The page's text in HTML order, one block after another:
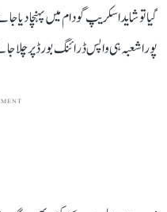
گیا تو شاید اسکریپ گودام میں پہنچا دیا
پورا شعبہ ہی واپس ڈرائنگ بورڈ پر چلا